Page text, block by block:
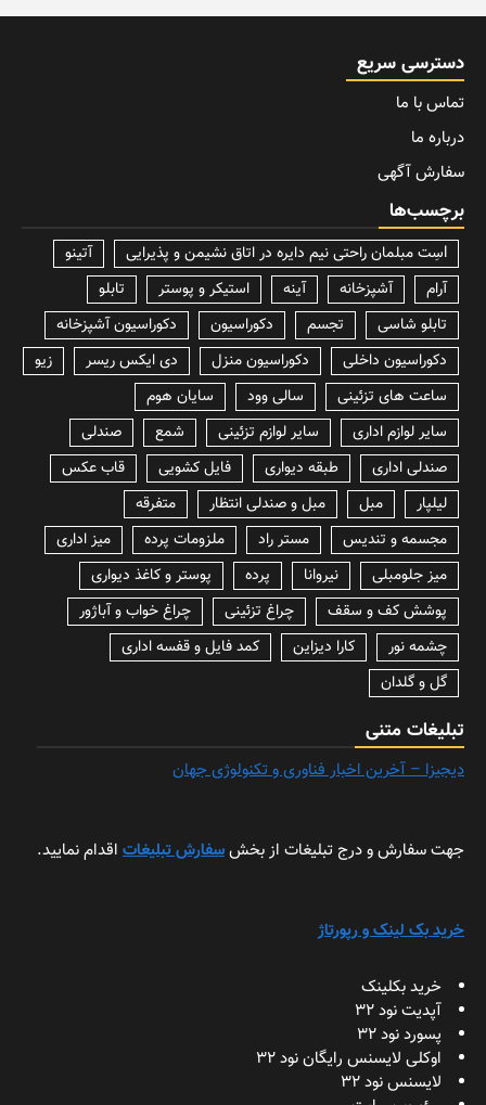
دسترسی سریع
تماس با ما
درباره ما
سفارش آگهی
برچسب‌ها
lسِت مبلمان راحتی نیم دایره در اتاق نشیمن و پذیرایی
آتینو
آرام
آشپزخانه آینه استیکر و پوستر
تابلو
تابلو شاسی
تجسم دکوراسیون
دکوراسیون آشپزخانه
دکوراسیون داخلی
دکوراسیون منزل دی ایکس ریسر
زیو
ساعت های تزئینی
سالی وود
سایان هوم
سایر لوازم اداری
سایر لوازم تزئینی شمع
صندلی
صندلی اداری
طبقه دیواری فایل کشویی
قاب عکس
لیلپار
مبل مبل و صندلی انتظار
متفرقه
مجسمه و تندیس
مستر راد ملزومات پرده
میز اداری
میز جلومبلی
نیروانا پرده
پوستر و کاغذ دیواری
پوشش کف و سقف
چراغ تزئینی
چراغ خواب و آباژور
چشمه نور
کارا دیزاین
کمد فایل و قفسه اداری
گل و گلدان
تبلیغات متنی
دیجیزا – آخرین اخبار فناوری و تکنولوژی جهان
جهت سفارش و درج تبلیغات از بخشسفارش تبلیغات اقدام نمایید.
خرید بک لینک و رپورتاژ
خرید بکلینک
آپدیت نود 32
پسورد نود 32
اوکلی لایسنس رایگان نود 32
لایسنس نود 32